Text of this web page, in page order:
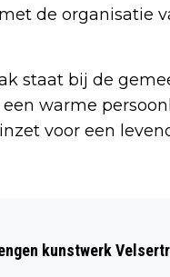
de organisatie
staat bij de
warme
voor een
CENTRUM
kunstwerk